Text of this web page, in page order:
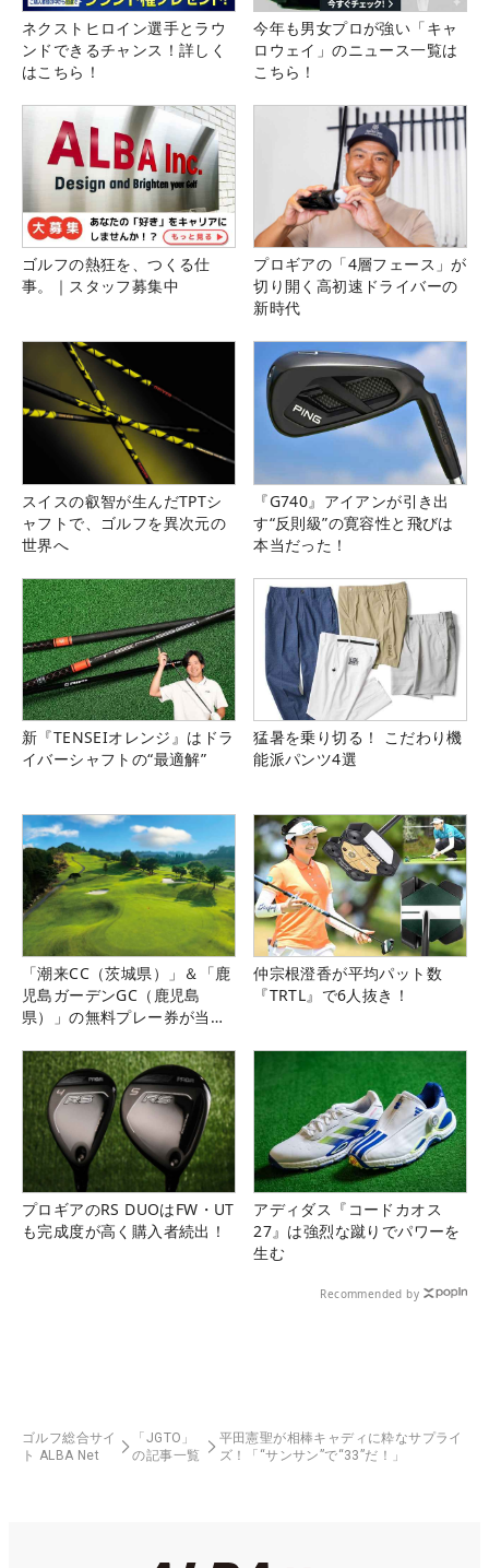
ネクストヒロイン選手とラウ
ンドできるチャンス！詳しく
はこちら！
今年も男女プロが強い「キャ
ロウェイ」のニュース一覧は
こちら！
ゴルフの熱狂を、つくる仕
事。｜スタッフ募集中
プロギアの「4層フェース」が
切り開く高初速ドライバーの
新時代
スイスの叡智が生んだTPTシ
ャフトで、ゴルフを異次元の
世界へ
『G740』アイアンが引き出
す“反則級”の寛容性と飛びは
本当だった！
新『TENSEIオレンジ』はドラ
イバーシャフトの“最適解”
猛暑を乗り切る！ こだわり機
能派パンツ4選
「潮来CC（茨城県）」＆「鹿
児島ガーデンGC（鹿児島
県）」の無料プレー券が当た
仲宗根澄香が平均パット数
『TRTL』で6人抜き！
プロギアのRS DUOはFW・UT
も完成度が高く購入者続出！
アディダス『コードカオス
27』は強烈な蹴りでパワーを
生む
Recommended by
ゴルフ総合サイ
ト ALBA Net
「JGTO」
の記事一覧
平田憲聖が相棒キャディに粋なサプライ
ズ！「“サンサン”で“33”だ！」